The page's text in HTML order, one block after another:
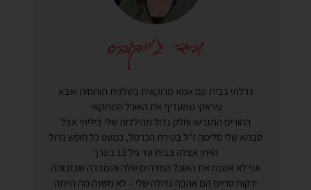
גדלתי בבית עם אמא מרוקאית בשלנית תותחית ואבא
עיראקי שמעדיף את האוכל המרוקאי
ההורים התגרשו וחלק גדול מהילדות שלי ביליתי אצל
סבתא שלי סלימה ז"ל בטירת הכרמל, כמעט כל חופש גדול
הייתי אצלה בבית עד גיל 12 בערך
אני לא אשכח את האוכל המדהים שלה והעובדה שבזכותה
ירקות טריים הם אהבה גדולה שלי – לא משנה מה הייתה